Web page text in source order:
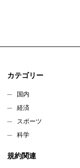
カテゴリー
国内
経済
スポーツ
科学
規約関連